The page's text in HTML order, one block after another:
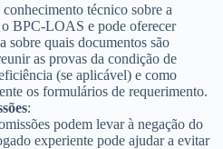
técnico sobre a
o BPC-LOAS e pode oferecer
sobre quais documentos são
as provas da condição de
(se aplicável) e como
os formulários de requerimento.
:
podem levar à negação do
experiente pode ajudar a evitar